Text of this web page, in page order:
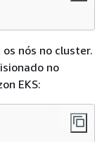
nós no cluster.
no
EKS: